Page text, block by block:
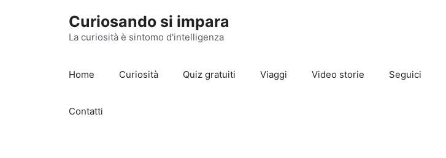
Curiosando si impara
La curiosità è sintomo d'intelligenza
Home Curiosità Quiz gratuiti Viaggi Video storie Seguici
Contatti